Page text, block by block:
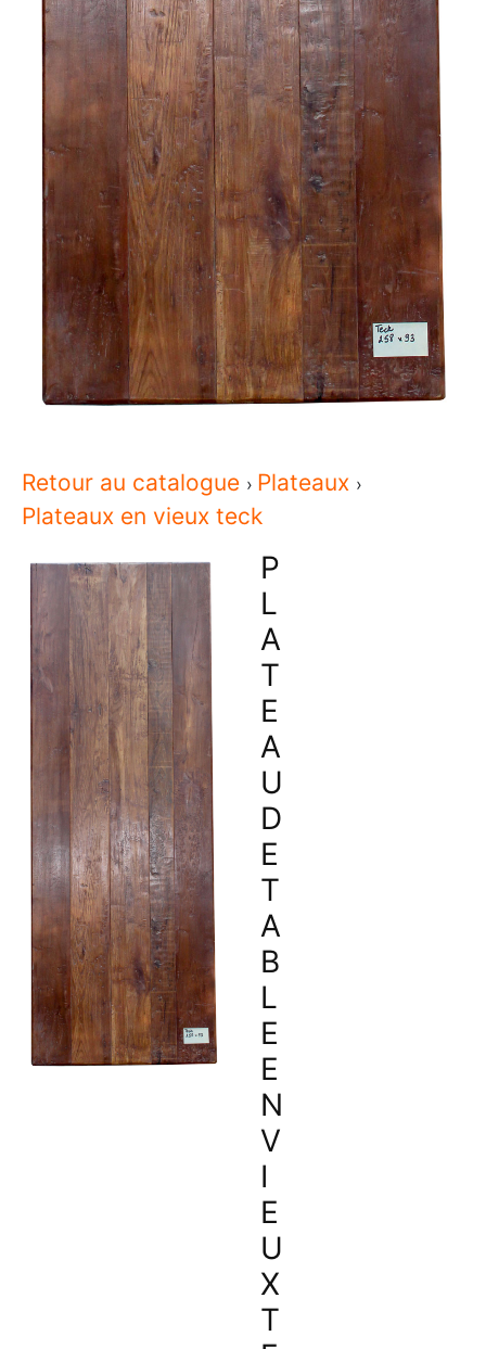
Retour au catalogue
Plateaux
Plateaux en vieux teck
P
L
A
T
E
A
U
D
E
T
A
B
L
E
E
N
V
I
E
U
X
T